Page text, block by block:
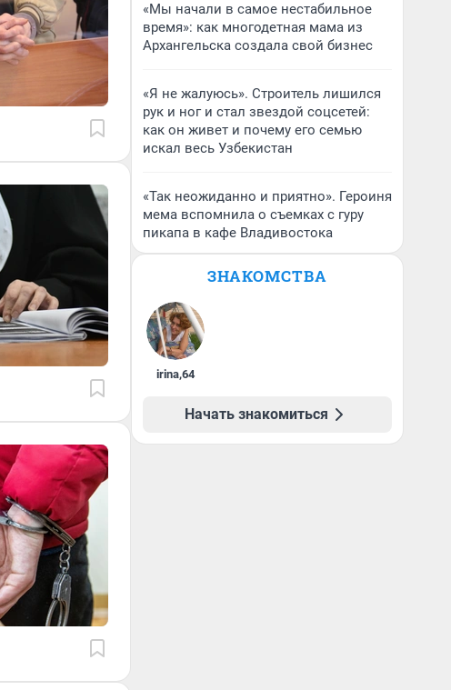
«Мы начали в самое нестабильное
время»: как многодетная мама из
Архангельска создала свой бизнес
«Я не жалуюсь». Строитель лишился
рук и ног и стал звездой соцсетей:
как он живет и почему его семью
искал весь Узбекистан
«Так неожиданно и приятно». Героиня
мема вспомнила о съемках с гуру
пикапа в кафе Владивостока
ЗНАКОМСТВА
irina,64
Начать знакомиться